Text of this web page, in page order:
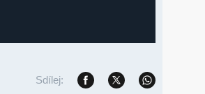
Sdílej: